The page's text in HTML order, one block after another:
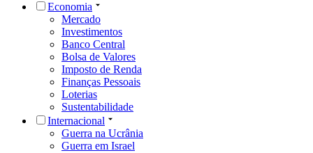
Economia
Mercado
Investimentos
Banco Central
Bolsa de Valores
Imposto de Renda
Finanças Pessoais
Loterias
Sustentabilidade
Internacional
Guerra na Ucrânia
Guerra em Israel